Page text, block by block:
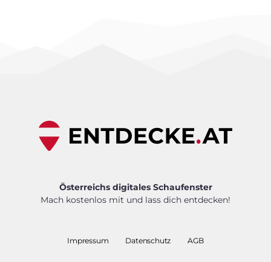
Österreichs digitales Schaufenster
Mach kostenlos mit und lass dich entdecken!
Impressum Datenschutz AGB